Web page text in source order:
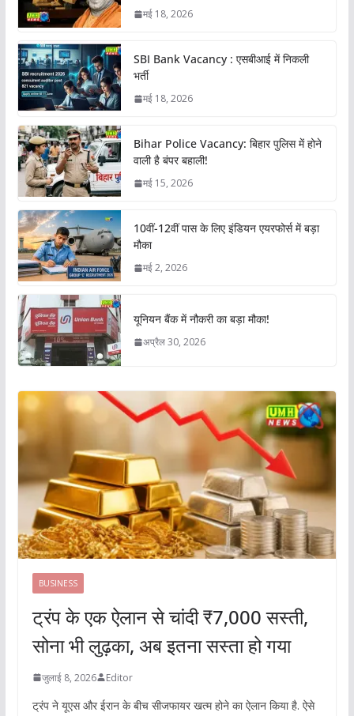
मई 18, 2026
SBI Bank Vacancy : एसबीआई में निकली
भर्ती
मई 18, 2026
Bihar Police Vacancy: बिहार पुलिस में होने
वाली है बंपर बहाली!
मई 15, 2026
10वीं-12वीं पास के लिए इंडियन एयरफोर्स में बड़ा
मौका
मई 2, 2026
यूनियन बैंक में नौकरी का बड़ा मौका!
अप्रैल 30, 2026
BUSINESS
ट्रंप के एक ऐलान से चांदी ₹7,000 सस्ती,
सोना भी लुढ़का, अब इतना सस्ता हो गया
जुलाई 8, 2026 Editor
ट्रंप ने यूएस और ईरान के बीच सीजफायर खत्म होने का ऐलान किया है. ऐसे